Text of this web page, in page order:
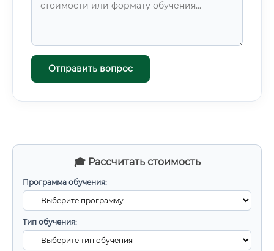
🎓 Рассчитать стоимость
Программа обучения:
Тип обучения:
Отправить вопрос